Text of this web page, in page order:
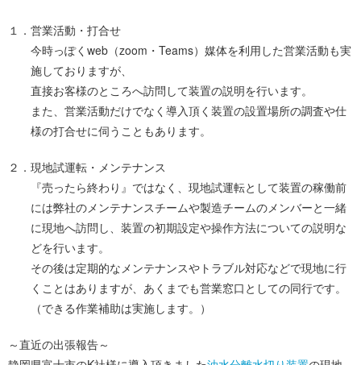
１．営業活動・打合せ
今時っぽくweb（zoom・Teams）媒体を利用した営業活動も実
施しておりますが、
直接お客様のところへ訪問して装置の説明を行います。
また、営業活動だけでなく導入頂く装置の設置場所の調査や仕
様の打合せに伺うこともあります。
２．現地試運転・メンテナンス
『売ったら終わり』ではなく、現地試運転として装置の稼働前
には弊社のメンテナンスチームや製造チームのメンバーと一緒
に現地へ訪問し、装置の初期設定や操作方法についての説明な
どを行います。
その後は定期的なメンテナンスやトラブル対応などで現地に行
くことはありますが、あくまでも営業窓口としての同行です。
（できる作業補助は実施します。）
～直近の出張報告～